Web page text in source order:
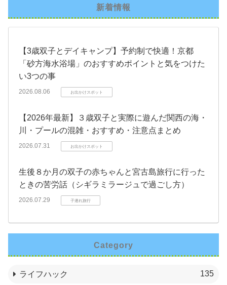
新着情報
【3歳双子とデイキャンプ】予約制で快適！京都
「砂方海水浴場」のおすすめポイントと気をつけた
い3つの事
2026.08.06 お出かけスポット
【2026年最新】３歳双子と実際に遊んだ関西の海・
川・プールの混雑・おすすめ・注意点まとめ
2026.07.31 お出かけスポット
生後８か月の双子の赤ちゃんと宮古島旅行に行った
ときの苦労話（シギラミラージュで過ごし方）
2026.07.29 子連れ旅行
Category
ライフハック 135